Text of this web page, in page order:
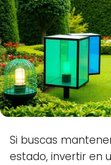
Si buscas
estado, invertir en